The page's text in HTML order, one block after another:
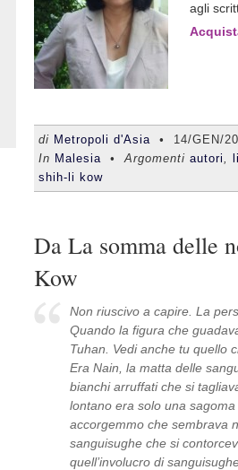
agli
di Metropoli d'Asia • 14/GEN/
In Malesia • Argomenti autori,
shih-li kow
Da La somma delle
Kow
Non riuscivo a capire. La
Quando la figura che
Tuhan. Vedi anche tu quello
Era Nain, la matta delle
bianchi arruffati che si
lontano era solo una
accorgemmo che sembrava
sanguisughe che si
quell’involucro di